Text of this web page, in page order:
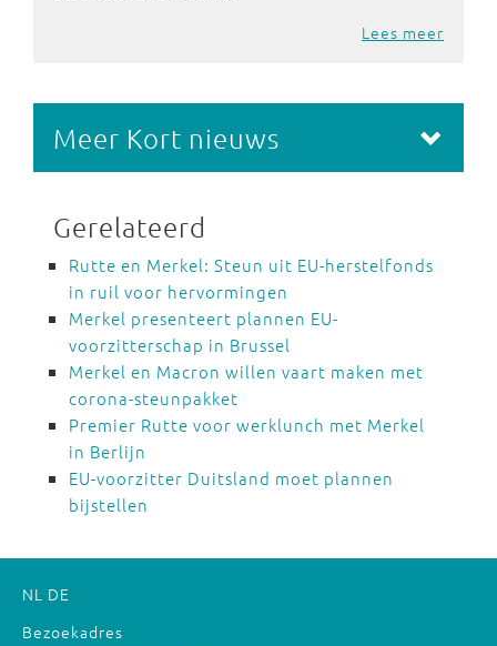
Lees meer
Meer Kort nieuws
Gerelateerd
Rutte en Merkel: Steun uit EU-herstelfonds
in ruil voor hervormingen
Merkel presenteert plannen EU-
voorzitterschap in Brussel
Merkel en Macron willen vaart maken met
corona-steunpakket
Premier Rutte voor werklunch met Merkel
in Berlijn
EU-voorzitter Duitsland moet plannen
bijstellen
NL DE
Bezoekadres